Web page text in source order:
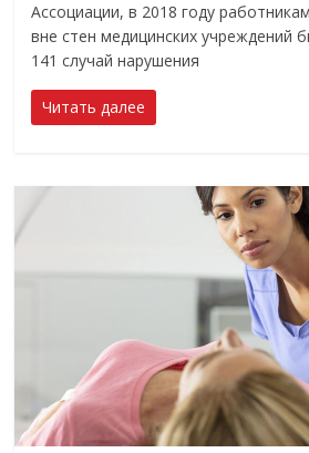
Ассоциации, в 2018 году
вне стен медицинских учреждений
141 случай нарушения
Читать далее